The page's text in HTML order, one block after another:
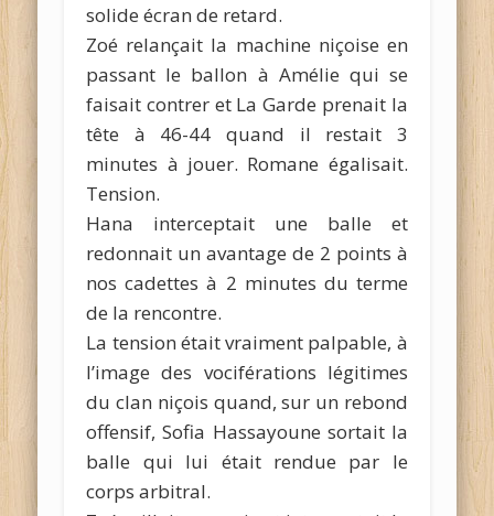
solide écran de retard.
Zoé relançait la machine niçoise en
passant le ballon à Amélie qui se
faisait contrer et La Garde prenait la
tête à 46-44 quand il restait 3
minutes à jouer. Romane égalisait.
Tension.
Hana interceptait une balle et
redonnait un avantage de 2 points à
nos cadettes à 2 minutes du terme
de la rencontre.
La tension était vraiment palpable, à
l’image des vociférations légitimes
du clan niçois quand, sur un rebond
offensif, Sofia Hassayoune sortait la
balle qui lui était rendue par le
corps arbitral.